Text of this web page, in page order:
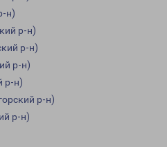
н)
р-н)
р-н)
р-н)
р-н)
р-н)
р-н)